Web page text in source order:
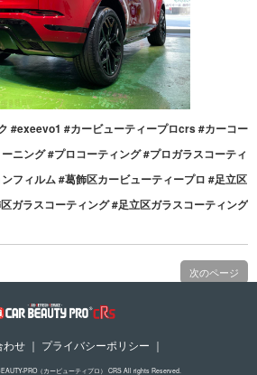
#exeevo1 #カービューティープロcrs #カーコー
ニング #プロコーティング #プロガラスコーティ
フィルム #葛飾区カービューティープロ #足立区
ガラスコーティング #足立区ガラスコーティング
次のページ
わせ ｜ プライバシーポリシー ｜
PRO（カービューティプロ） CRS All rights Reserved.